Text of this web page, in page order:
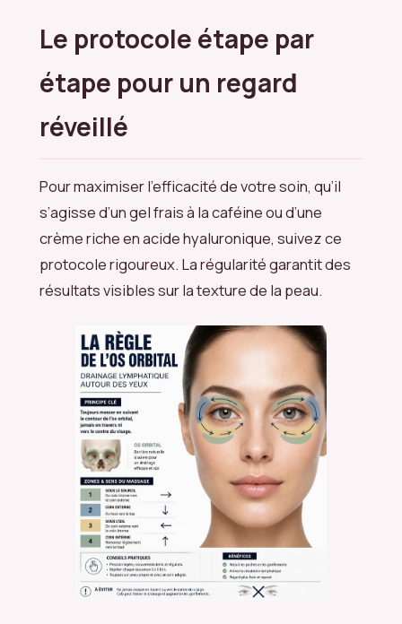
Le protocole étape par
étape pour un regard
réveillé
Pour maximiser l’efficacité de votre soin, qu’il
s’agisse d’un gel frais à la caféine ou d’une
crème riche en acide hyaluronique, suivez ce
protocole rigoureux. La régularité garantit des
résultats visibles sur la texture de la peau.